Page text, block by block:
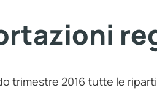
trimestre 2016 tutte le